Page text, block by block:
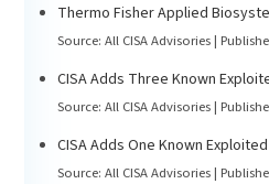
Thermo Fisher Applied
Source: All CISA Advisories
CISA Adds Three Known
Source: All CISA Advisories
CISA Adds One Known
Source: All CISA Advisories